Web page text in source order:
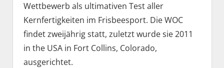
Wettbewerb als ultimativen Test aller
Kernfertigkeiten im Frisbeesport. Die WOC
findet zweijährig statt, zuletzt wurde sie 2011
in the USA in Fort Collins, Colorado,
ausgerichtet.